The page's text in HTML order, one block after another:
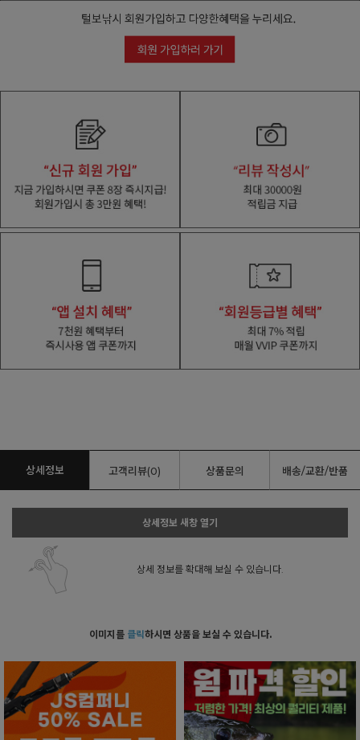
상세정보 고객리뷰(0) 상품문의 배송/교환/반품
상세정보 새창 열기
상세 정보를 확대해 보실 수 있습니다.
이미지를 클릭하시면 상품을 보실 수 있습니다.